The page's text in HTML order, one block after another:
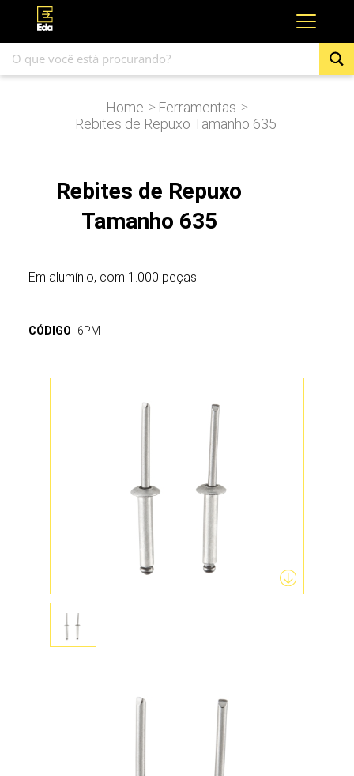
Home > Ferramentas >
Rebites de Repuxo Tamanho 635
Rebites de Repuxo
Tamanho 635
Em alumínio, com 1.000 peças.
CÓDIGO 6PM